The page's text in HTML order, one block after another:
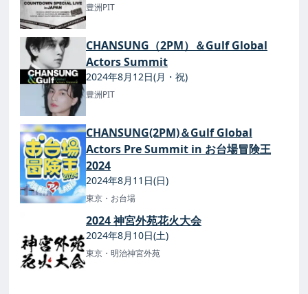
豊洲PIT
CHANSUNG（2PM）＆Gulf Global
Actors Summit
2024年8月12日(月・祝)
豊洲PIT
CHANSUNG(2PM)＆Gulf Global
Actors Pre Summit in お台場冒険王
2024
2024年8月11日(日)
東京・お台場
2024 神宮外苑花火大会
2024年8月10日(土)
東京・明治神宮外苑